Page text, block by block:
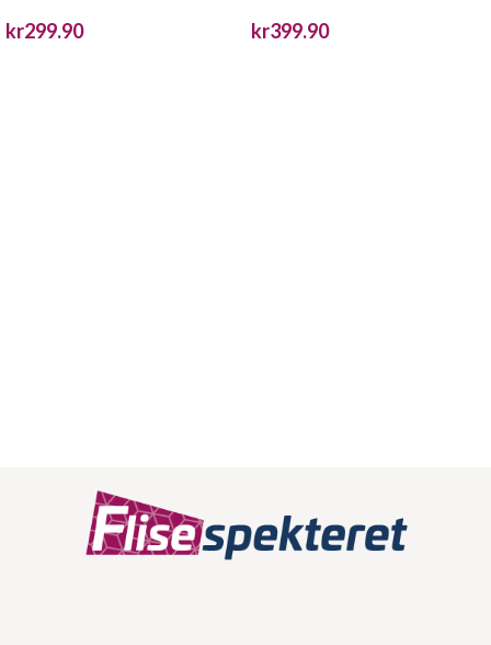
kr299.90 kr399.90